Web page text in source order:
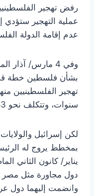
رفض تهجير
عملية التهجير ستؤدي
عدم إقامة الدولة
وفي 4 مارس/
بشأن فلسطين خطة
تهجير الفلسطينيين
سنوات، وتتكلف نحو 53 مليار دولار.
لكن إسرائيل
يناير/ كانون الثاني
دول مجاورة مثل مصر
وانضمت إليهما دول